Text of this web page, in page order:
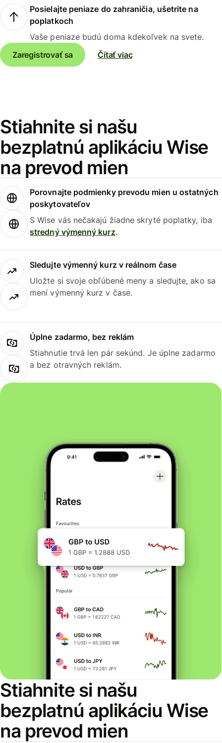
Posielajte peniaze do zahraničia, ušetrite na
poplatkoch
Vaše peniaze budú doma kdekoľvek na svete.
Zaregistrovať sa
Čítať viac
Stiahnite si našu
bezplatnú aplikáciu Wise
na prevod mien
Porovnajte podmienky prevodu mien u ostatných
poskytovateľov
S Wise vás nečakajú žiadne skryté poplatky, iba
stredný výmenný kurz.
Sledujte výmenný kurz v reálnom čase
Uložte si svoje obľúbené meny a sledujte, ako sa
mení výmenný kurz v čase.
Úplne zadarmo, bez reklám
Stiahnutie trvá len pár sekúnd. Je úplne zadarmo
a bez otravných reklám.
Stiahnite si našu
bezplatnú aplikáciu Wise
na prevod mien